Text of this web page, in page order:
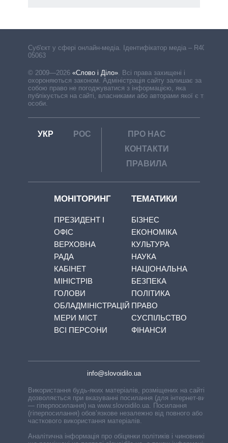
Cуб'єкт у сфері онлайн-медіа. Ідентифікатор медіа – R40-
05063
© 2009—2026 «Слово і Діло». Всі права захищені і
охороняються законом. Адміністрація сайту залишає за
собою право не погоджуватися з інформацією, яка
публікується на сайті, власниками або авторами якої є треті
особи.
УКР РОС
ПРО НАС
КОНТАКТИ
ПРАВИЛА
МОНІТОРИНГ
ПРЕЗИДЕНТ І
ОФІС
ВЕРХОВНА
РАДА
КАБІНЕТ
МІНІСТРІВ
ГОЛОВИ
ОБЛАДМІНІСТРАЦІЙ
МЕРИ МІСТ
ВСІ ПЕРСОНИ
ТЕМАТИКИ
БІЗНЕС
ЕКОНОМІКА
КУЛЬТУРА
НАУКА
НАЦІОНАЛЬНА
БЕЗПЕКА
ПОЛІТИКА
ПРАВО
СУСПІЛЬСТВО
ФІНАНСИ
info@slovoidilo.ua
Використання будь-яких матеріалів, розміщених на сайті,
дозволяється при вказуванні посилання (для інтернет-видань
— гіперпосилання) на www.slovoidilo.ua. Посилання
(гіперпосилання) обов’язкове незалежно від повного або
часткового використання матеріалів.
Аналітична інформація про обіцянки політиків і чиновників,